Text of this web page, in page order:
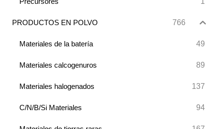
PRODUCTOS EN POLVO 766
Materiales de la batería 49
Materiales calcogenuros 89
Materiales halogenados 137
C/N/B/Si Materiales 94